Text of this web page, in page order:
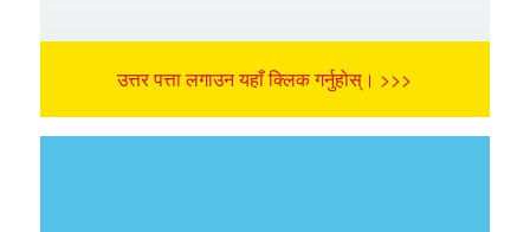
उत्तर पत्ता लगाउन यहाँ क्लिक गर्नुहोस्। >>>